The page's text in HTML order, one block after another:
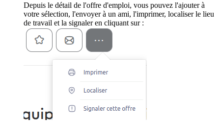
Depuis le détail de l'offre d'emploi, vous pouvez l'ajouter à
votre sélection, l'envoyer à un ami, l'imprimer, localiser le lieu
de travail et la signaler en cliquant sur :